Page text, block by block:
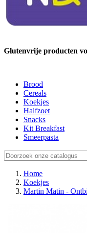
Glutenvrije producten
Brood
Cereals
Koekjes
Halfzoet
Snacks
Kit Breakfast
Smeerpasta
Home
Koekjes
Martin Matin -